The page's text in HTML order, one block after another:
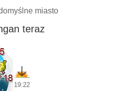
miasto
teraz
19:22